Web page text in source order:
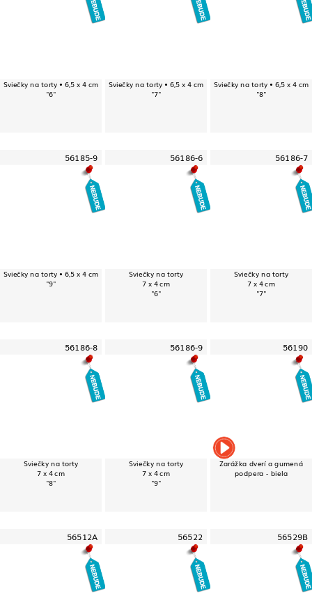
Sviečky na torty • 6,5 x 4 cm
"6"
Sviečky na torty • 6,5 x 4 cm
"7"
Sviečky na torty • 6,5 x 4 cm
"8"
56185-9
Sviečky na torty • 6,5 x 4 cm
"9"
56186-6
Sviečky na torty
7 x 4 cm
"6"
56186-7
Sviečky na torty
7 x 4 cm
"7"
56186-8
Sviečky na torty
7 x 4 cm
"8"
56186-9
Sviečky na torty
7 x 4 cm
"9"
56190
Zarážka dverí a gumená
podpera - biela
56512A 56522 56529B